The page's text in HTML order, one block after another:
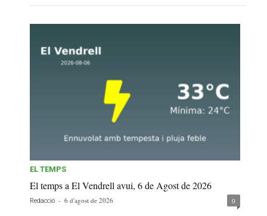
EL TEMPS
El temps a El Vendrell avui, 6 de Agost de 2026
Redacció - 6 d'agost de 2026 0